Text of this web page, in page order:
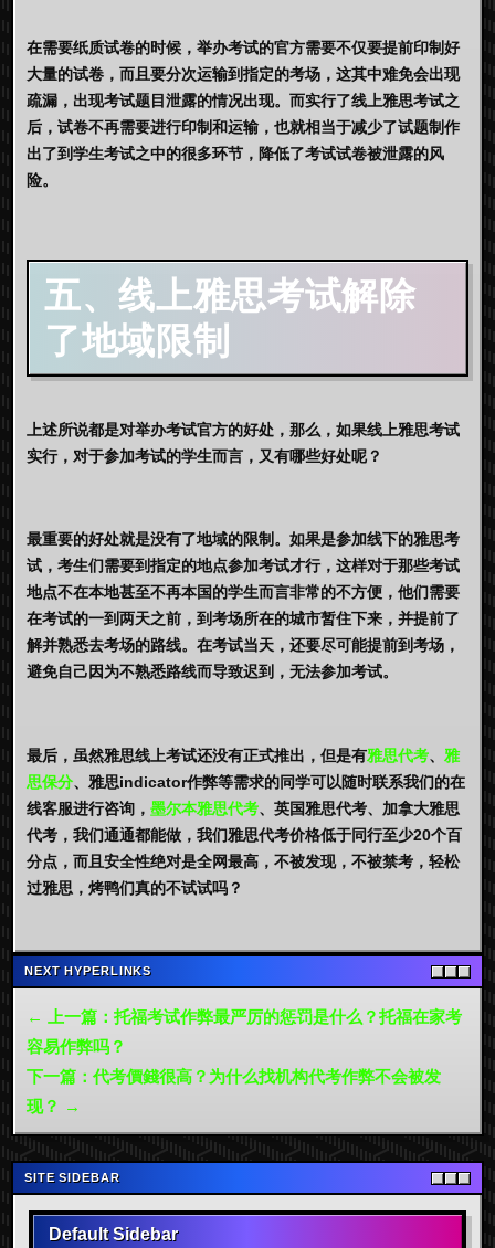
在需要纸质试卷的时候，举办考试的官方需要不仅要提前印制好
大量的试卷，而且要分次运输到指定的考场，这其中难免会出现
疏漏，出现考试题目泄露的情况出现。而实行了线上雅思考试之
后，试卷不再需要进行印制和运输，也就相当于减少了试题制作
出了到学生考试之中的很多环节，降低了考试试卷被泄露的风
险。
五、线上雅思考试解除
了地域限制
上述所说都是对举办考试官方的好处，那么，如果线上雅思考试
实行，对于参加考试的学生而言，又有哪些好处呢？
最重要的好处就是没有了地域的限制。如果是参加线下的雅思考
试，考生们需要到指定的地点参加考试才行，这样对于那些考试
地点不在本地甚至不再本国的学生而言非常的不方便，他们需要
在考试的一到两天之前，到考场所在的城市暂住下来，并提前了
解并熟悉去考场的路线。在考试当天，还要尽可能提前到考场，
避免自己因为不熟悉路线而导致迟到，无法参加考试。
最后，虽然雅思线上考试还没有正式推出，但是有雅思代考、 雅
思保分、雅思indicator作弊等需求的同学可以随时联系我们的在
线客服进行咨询， 墨尔本雅思代考、英国雅思代考、加拿大雅思
代考，我们通通都能做，我们雅思代考价格低于同行至少20个百
分点，而且安全性绝对是全网最高，不被发现，不被禁考，轻松
过雅思，烤鸭们真的不试试吗？
NEXT HYPERLINKS
← 上一篇：托福考试作弊最严厉的惩罚是什么？托福在家考
容易作弊吗？
下一篇：代考價錢很高？为什么找机构代考作弊不会被发
现？ →
SITE SIDEBAR
Default Sidebar